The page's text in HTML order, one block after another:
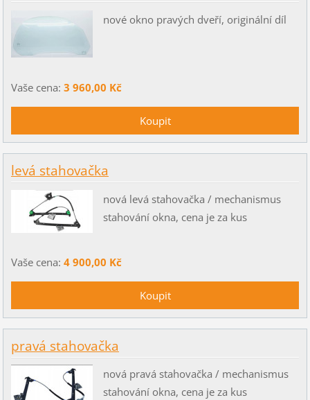
nové okno pravých dveří, originální díl
Vaše cena: 3 960,00 Kč
levá stahovačka
nová levá stahovačka / mechanismus
stahování okna, cena je za kus
Vaše cena: 4 900,00 Kč
pravá stahovačka
nová pravá stahovačka / mechanismus
stahování okna, cena je za kus